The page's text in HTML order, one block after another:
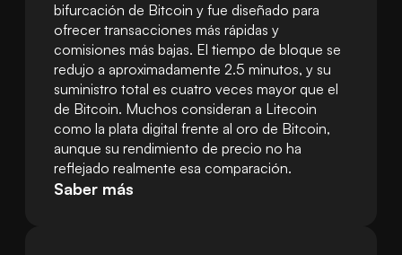
bifurcación de Bitcoin y fue diseñado para
ofrecer transacciones más rápidas y
comisiones más bajas. El tiempo de bloque se
redujo a aproximadamente 2.5 minutos, y su
suministro total es cuatro veces mayor que el
de Bitcoin. Muchos consideran a Litecoin
como la plata digital frente al oro de Bitcoin,
aunque su rendimiento de precio no ha
reflejado realmente esa comparación.
Saber más